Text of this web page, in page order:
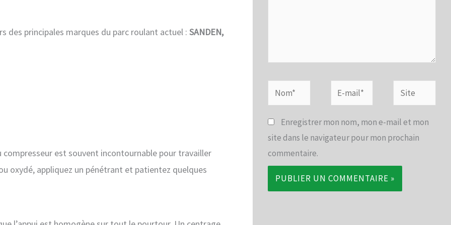
des principales marques du parc roulant actuel : SANDEN,
est souvent incontournable pour travailler
oxydé, appliquez un pénétrant et patientez quelques
Nom*
mail*
Site
Enregistrer mon nom, mon e-mail et mon
site dans le navigateur pour mon prochain
commentaire.